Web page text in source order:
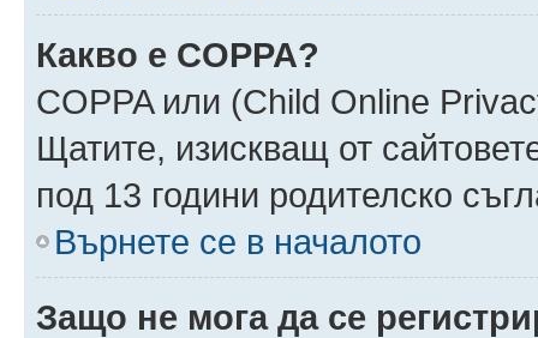
Какво е COPPA?
COPPA или (Child Online
Щатите, изискващ от
под 13 години родителско
Върнете се в началото
Защо не мога да се